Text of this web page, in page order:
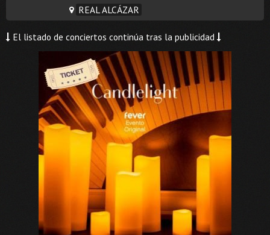
REAL ALCÁZAR
El listado de conciertos continúa tras la publicidad